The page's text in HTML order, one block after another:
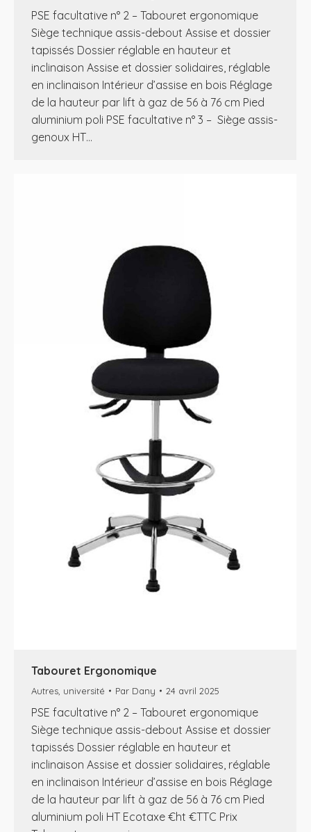
PSE facultative n° 2 – Tabouret ergonomique
Siège technique assis-debout Assise et dossier
tapissés Dossier réglable en hauteur et
inclinaison Assise et dossier solidaires, réglable
en inclinaison Intérieur d’assise en bois Réglage
de la hauteur par lift à gaz de 56 à 76 cm Pied
aluminium poli PSE facultative n° 3 – Siège assis-
genoux HT…
Tabouret Ergonomique
Autres, université Par Dany 24 avril 2025
PSE facultative n° 2 – Tabouret ergonomique
Siège technique assis-debout Assise et dossier
tapissés Dossier réglable en hauteur et
inclinaison Assise et dossier solidaires, réglable
en inclinaison Intérieur d’assise en bois Réglage
de la hauteur par lift à gaz de 56 à 76 cm Pied
aluminium poli HT Ecotaxe €ht €TTC Prix